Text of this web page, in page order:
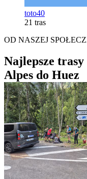
toto40
21 tras
OD NASZEJ
Najlepsze
Alpes do Huez